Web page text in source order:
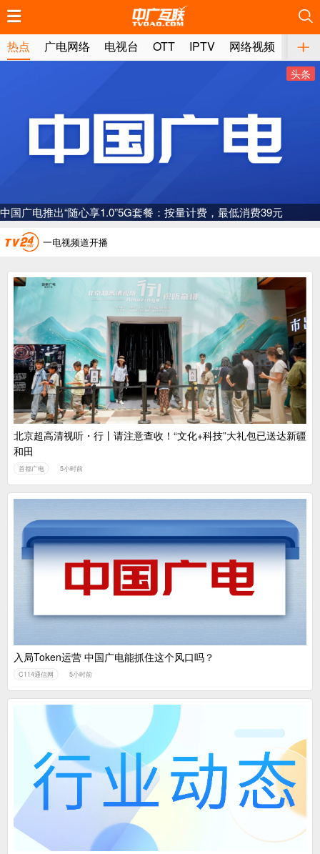
热点 广电网络 电视台 OTT IPTV 网络视频 媒体
头条
中国广电推出“随心享1.0”5G套餐：按量计费，最低消费39元
广电总局对互联网电视自动续费专项治理
AI赋能微短剧产业“沪8条”发布
一电视频道开播
“纵深推进”系统性变革，广电媒体如何发力？
“一省一网”，中国广电为何走了二十年？
广电总局对互联网电视自动续费专项治理
中国广电：编制一体化电视技术标准白皮书
推荐
北京超高清视听・行丨请注意查收！“文化+科技”大礼包已送达新疆
和田
首都广电 5小时前
推荐
入局Token运营 中国广电能抓住这个风口吗？
C114通信网 5小时前
推荐
推荐
推荐
推荐
推荐
推荐
推荐
推荐
推荐
推荐
推荐
推荐
推荐
推荐
推荐
推荐
推荐
推荐